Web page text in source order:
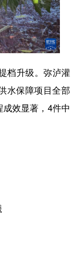
升级。弥泸灌
水保障项目全部
效显著，4件中